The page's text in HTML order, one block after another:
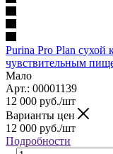
Purina Pro Plan сухой
чувствительным
Мало
Арт.: 00001139
12 000 руб./шт
Варианты цен
12 000 руб./шт
Подробности